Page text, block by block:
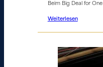
Beim Big Deal for
Weiterlesen